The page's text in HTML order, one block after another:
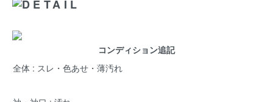
コンディション追記
全体 : スレ・色あせ・薄汚れ